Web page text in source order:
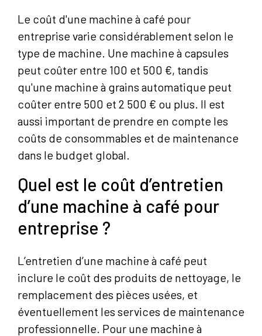
Le coût d'une machine à café pour
entreprise varie considérablement selon le
type de machine. Une machine à capsules
peut coûter entre 100 et 500 €, tandis
qu'une machine à grains automatique peut
coûter entre 500 et 2 500 € ou plus. Il est
aussi important de prendre en compte les
coûts de consommables et de maintenance
dans le budget global.
Quel est le coût d’entretien
d’une machine à café pour
entreprise ?
L’entretien d’une machine à café peut
inclure le coût des produits de nettoyage, le
remplacement des pièces usées, et
éventuellement les services de maintenance
professionnelle. Pour une machine à